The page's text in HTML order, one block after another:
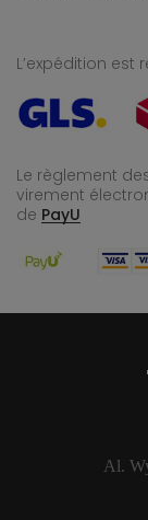
L’expédition est
Le règlement
virement
de PayU
Al.